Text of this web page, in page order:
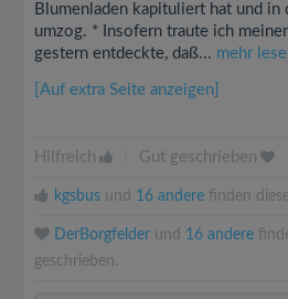
Blumenladen kapituliert hat und in
umzog. * Insofern traute ich
gestern entdeckte, daß... mehr
[Auf extra Seite anzeigen]
Hilfreich Gut geschrieben
kgsbus und 16 andere finden
DerBorgfelder und 16 andere
geschrieben.